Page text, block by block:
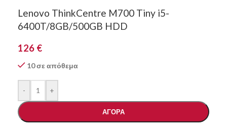
Lenovo ThinkCentre M700 Tiny i5-
6400T/8GB/500GB HDD
126 €
10 σε απόθεμα
- +
ΑΓΟΡΑ